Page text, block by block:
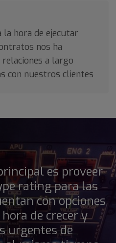
hora de ejecutar
nos ha
a largo
con nuestros clientes
es proveer
rating para las
con opciones
de crecer y
urgentes de